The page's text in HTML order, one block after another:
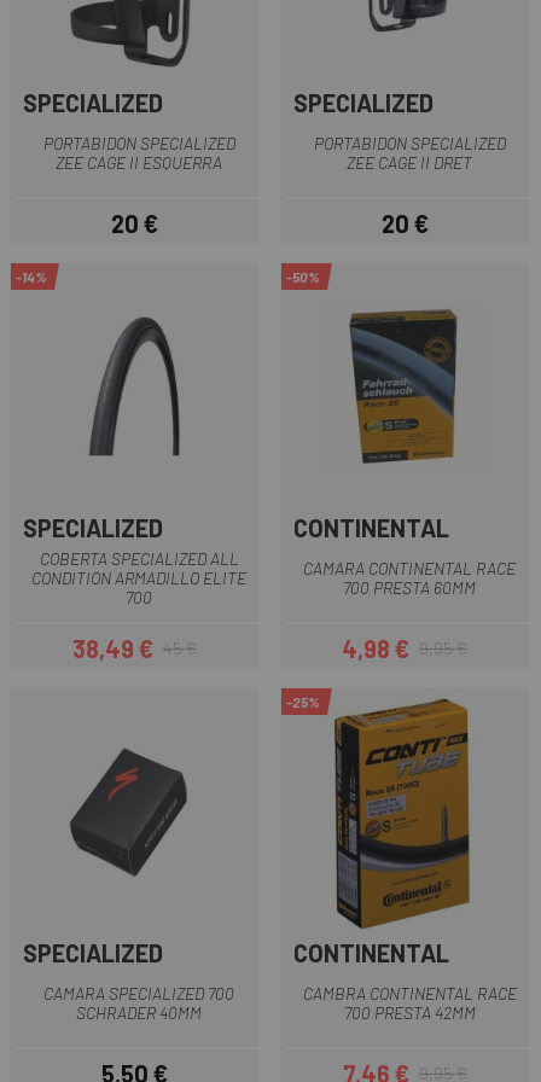
SPECIALIZED
PORTABIDON SPECIALIZED
ZEE CAGE II ESQUERRA
Preu
20 €
SPECIALIZED
PORTABIDON SPECIALIZED
ZEE CAGE II DRET
Preu
20 €
-14%
SPECIALIZED
COBERTA SPECIALIZED ALL
CONDITION ARMADILLO ELITE
700
Preu
38,49 €Preu regular
45 €
-50%
CONTINENTAL
CAMARA CONTINENTAL RACE
700 PRESTA 60MM
Preu
4,98 €Preu regular
9,95 €
SPECIALIZED
CAMARA SPECIALIZED 700
SCHRADER 40MM
5,50 €
-25%
CONTINENTAL
CAMBRA CONTINENTAL RACE
700 PRESTA 42MM
7,46 € 9,95 €